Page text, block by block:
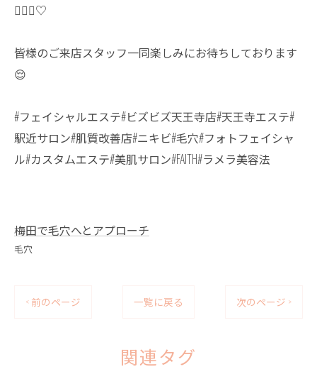
💆🏼‍♀️♡
皆様のご来店スタッフ一同楽しみにお待ちしております
😌
#フェイシャルエステ#ビズビズ天王寺店#天王寺エステ#
駅近サロン#肌質改善店#ニキビ#毛穴#フォトフェイシャ
ル#カスタムエステ#美肌サロン#FAITH#ラメラ美容法
梅田で毛穴へとアプローチ
毛穴
< 前のページ 一覧に戻る 次のページ >
関連タグ